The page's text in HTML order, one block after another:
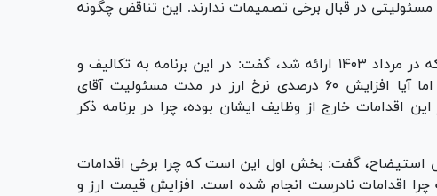
مسئولیتی در قبال برخی تصمیمات ندارند. این تناقض چگونه
وی با اشاره به برنامه ۶۰ صفحه‌ای وزیر اقتصاد که در مرداد ۱۴۰۳ ارائه شد، گفت: در این برنامه به تکالیف و
مسئولیت‌های وزارت اقتصاد اشاره شده است. اما آیا افزایش ۶۰ درصدی نرخ ارز در مدت مسئولیت آقای
اقدامات خارج از وظایف ایشان بوده، چرا در برنامه ذکر
استیضاح، گفت: بخش اول این است که چرا برخی اقدامات
اقدامات نادرست انجام شده است. افزایش قیمت ارز و